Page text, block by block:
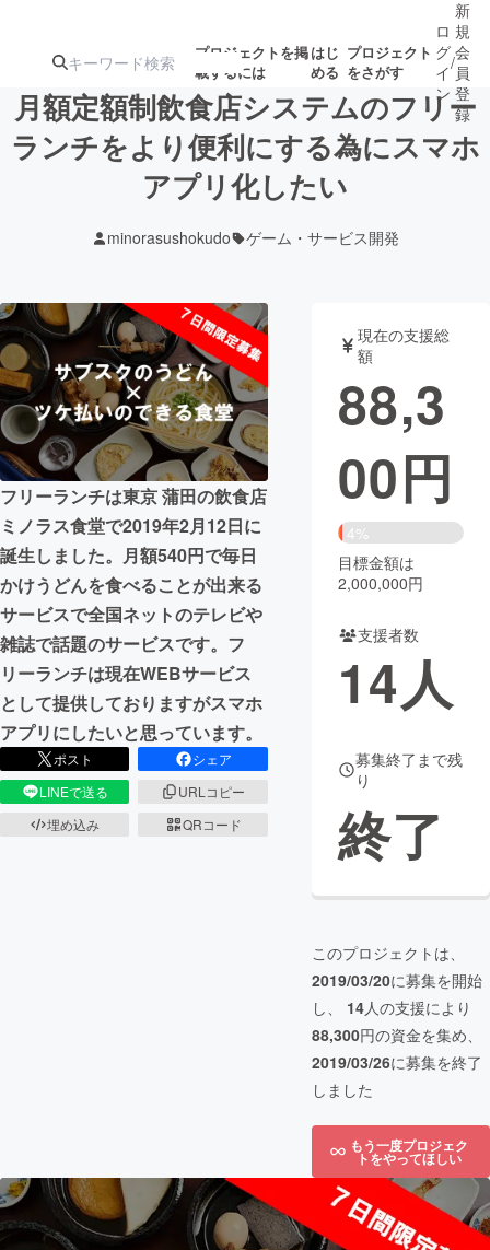
プロジェクトを掲
載するには
はじ
める
プロジェクト
をさがす
注目のリ 注目の新着プロ 募集終了が近いプ
テクノロジー・ガジェット
映像・映画 書籍・雑誌
ビジネス・起業 チャレンジ
まちづくり・地域活性化
CAMPFIRE for Social Good
CAMPFIRE Creation
CAMPFIREふるさと納税
コミュニティ
ロ
グ
イ
ン
/
新
規
会
員
登
録
月額定額制飲食店システムのフリー
ランチをより便利にする為にスマホ
アプリ化したい
minorasushokudo ゲーム・サービス開発
フリーランチは東京 蒲田の飲食店
ミノラス食堂で2019年2月12日に
誕生しました。月額540円で毎日
かけうどんを食べることが出来る
サービスで全国ネットのテレビや
雑誌で話題のサービスです。フ
リーランチは現在WEBサービス
として提供しておりますがスマホ
アプリにしたいと思っています。
ポスト
シェア
LINEで送る
URLコピー
埋め込み
QRコード
現在の支援総
額
88,3
00円
4%
目標金額は
2,000,000円
支援者数
14人
募集終了まで残
り
終了
このプロジェクトは、
2019/03/20に募集を開始
し、 14人の支援により
88,300円の資金を集め、
2019/03/26に募集を終了
しました
もう一度プロジェク
トをやってほしい